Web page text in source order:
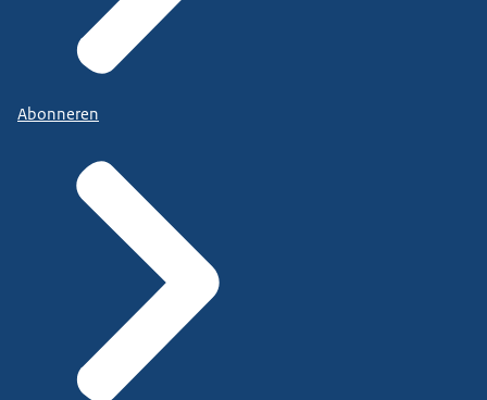
Abonneren